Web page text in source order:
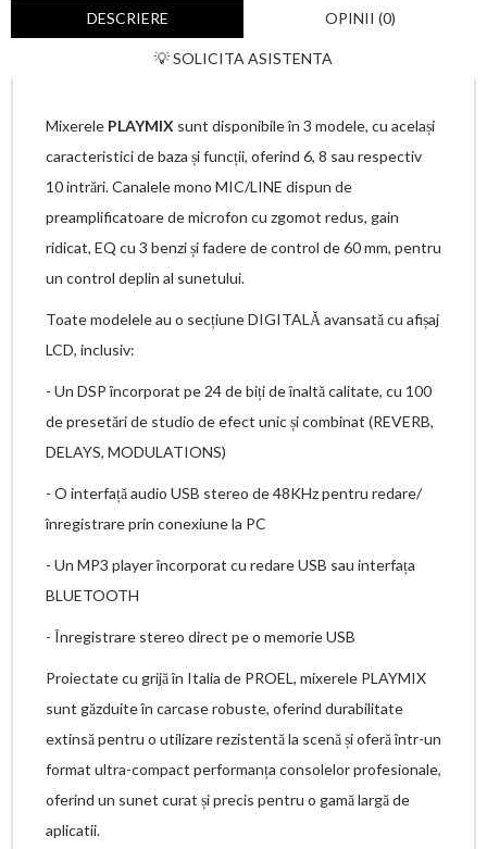
DESCRIERE OPINII (0)
💡 SOLICITA ASISTENTA
Mixerele PLAYMIX sunt disponibile în 3 modele, cu același
caracteristici de baza și funcții, oferind 6, 8 sau respectiv
10 intrări. Canalele mono MIC/LINE dispun de
preamplificatoare de microfon cu zgomot redus, gain
ridicat, EQ cu 3 benzi și fadere de control de 60 mm, pentru
un control deplin al sunetului.
Toate modelele au o secțiune DIGITALĂ avansată cu afișaj
LCD, inclusiv:
- Un DSP încorporat pe 24 de biți de înaltă calitate, cu 100
de presetări de studio de efect unic și combinat (REVERB,
DELAYS, MODULATIONS)
- O interfață audio USB stereo de 48KHz pentru redare/
înregistrare prin conexiune la PC
- Un MP3 player încorporat cu redare USB sau interfața
BLUETOOTH
- Înregistrare stereo direct pe o memorie USB
Proiectate cu grijă în Italia de PROEL, mixerele PLAYMIX
sunt găzduite în carcase robuste, oferind durabilitate
extinsă pentru o utilizare rezistentă la scenă și oferă într-un
format ultra-compact performanța consolelor profesionale,
oferind un sunet curat și precis pentru o gamă largă de
aplicatii.